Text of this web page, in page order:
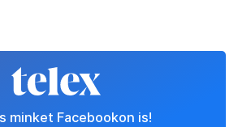
minket Facebookon is!